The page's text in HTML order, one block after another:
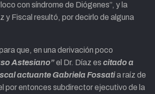
con síndrome de Diógenes”, y la
y Fiscal resultó, por decirlo de alguna
que, en una derivación poco
Astesiano”el Dr. Díaz es citado a
actuante Gabriela Fossatia raíz de
por entonces subdirector ejecutivo de la